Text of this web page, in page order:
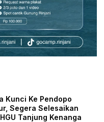
Kunci Ke Pendopo
Segera Selesaikan
Tanjung Kenanga